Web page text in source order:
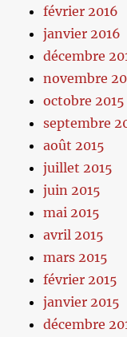
février 2016
janvier 2016
décembre
novembre
octobre 2015
septembre
août 2015
juillet 2015
juin 2015
mai 2015
avril 2015
mars 2015
février 2015
janvier 2015
décembre